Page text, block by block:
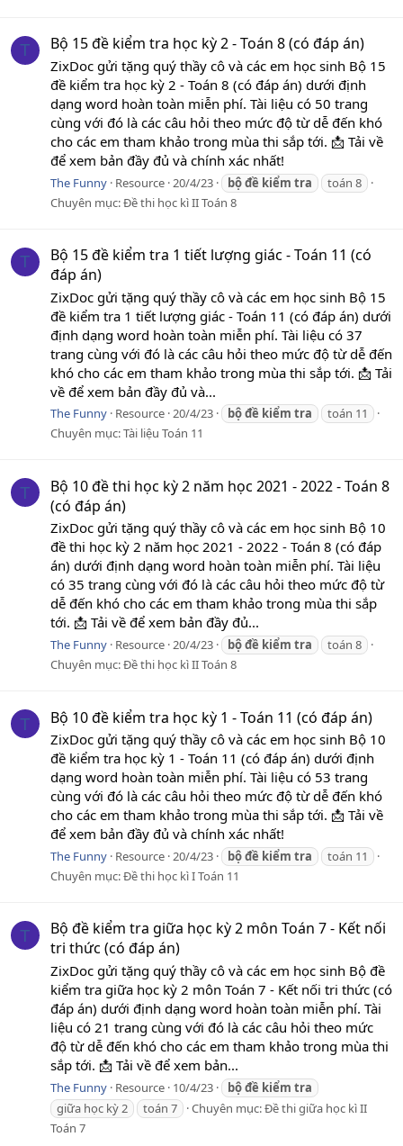
T Bộ 15 đề kiểm tra học kỳ 2 - Toán 8 (có đáp án)
ZixDoc gửi tặng quý thầy cô và các em học sinh Bộ 15
đề kiểm tra học kỳ 2 - Toán 8 (có đáp án) dưới định
dạng word hoàn toàn miễn phí. Tài liệu có 50 trang
cùng với đó là các câu hỏi theo mức độ từ dễ đến khó
cho các em tham khảo trong mùa thi sắp tới. 📩 Tải về
để xem bản đầy đủ và chính xác nhất!
The Funny Resource 20/4/23 bộđề kiểm tra
toán 8
Chuyên mục:Đề thi học kì II Toán 8
T
Bộ 15 đề kiểm tra 1 tiết lượng giác - Toán 11 (có
đáp án)
ZixDoc gửi tặng quý thầy cô và các em học sinh Bộ 15
đề kiểm tra 1 tiết lượng giác - Toán 11 (có đáp án) dưới
định dạng word hoàn toàn miễn phí. Tài liệu có 37
trang cùng với đó là các câu hỏi theo mức độ từ dễ đến
khó cho các em tham khảo trong mùa thi sắp tới. 📩 Tải
về để xem bản đầy đủ và...
The Funny Resource 20/4/23 bộđề kiểm tra
toán 11
Chuyên mục:Tài liệu Toán 11
T
Bộ 10 đề thi học kỳ 2 năm học 2021 - 2022 - Toán 8
(có đáp án)
ZixDoc gửi tặng quý thầy cô và các em học sinh Bộ 10
đề thi học kỳ 2 năm học 2021 - 2022 - Toán 8 (có đáp
án) dưới định dạng word hoàn toàn miễn phí. Tài liệu
có 35 trang cùng với đó là các câu hỏi theo mức độ từ
dễ đến khó cho các em tham khảo trong mùa thi sắp
tới. 📩 Tải về để xem bản đầy đủ...
The Funny Resource 20/4/23 bộđề kiểm tra
toán 8
Chuyên mục:Đề thi học kì II Toán 8
T Bộ 10 đề kiểm tra học kỳ 1 - Toán 11 (có đáp án)
ZixDoc gửi tặng quý thầy cô và các em học sinh Bộ 10
đề kiểm tra học kỳ 1 - Toán 11 (có đáp án) dưới định
dạng word hoàn toàn miễn phí. Tài liệu có 53 trang
cùng với đó là các câu hỏi theo mức độ từ dễ đến khó
cho các em tham khảo trong mùa thi sắp tới. 📩 Tải về
để xem bản đầy đủ và chính xác nhất!
The Funny Resource 20/4/23 bộđề kiểm tra
toán 11
Chuyên mục:Đề thi học kì I Toán 11
T
Bộ đề kiểm tra giữa học kỳ 2 môn Toán 7 - Kết nối
tri thức (có đáp án)
ZixDoc gửi tặng quý thầy cô và các em học sinh Bộ đề
kiểm tra giữa học kỳ 2 môn Toán 7 - Kết nối tri thức (có
đáp án) dưới định dạng word hoàn toàn miễn phí. Tài
liệu có 21 trang cùng với đó là các câu hỏi theo mức
độ từ dễ đến khó cho các em tham khảo trong mùa thi
sắp tới. 📩 Tải về để xem bản...
The Funny Resource 10/4/23 bộđề kiểm tra
giữa học kỳ 2
toán 7 Chuyên mục:Đề thi giữa học kì II
Toán 7